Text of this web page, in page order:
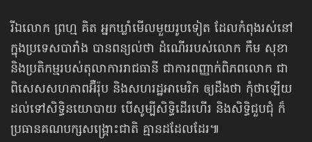
រីឯលោក ព្រហ្ម គិត អ្នកឃ្លាំមើលមួយរូបទៀត ដែលកំពុងរស់នៅ
ក្នុងប្រទេសបារាំង បាន​ពន្យល់ថា ដំណើររបស់លោក កឹម សុខា
និងប្រតិកម្មរបស់តុលាការរាជធានី ជា​ការពញ្ញាក់​ពិភពលោក ជា
ពិសេសសហភាពអ៊ឺរ៉ុប និងសហរដ្ឋអាមេរិក ឲ្យដឹងថា កុំថាឡើយ
ដល់​ទៅ​សិទ្ធិ​នយោបាយ បើសូម្បីសិទ្ធិដើរហើរ និងសិទ្ធិជួបជុំ ក៏
ប្រធានគណបក្សសង្គ្រោះជាតិ គ្មាន​ដដែលដែរ៕